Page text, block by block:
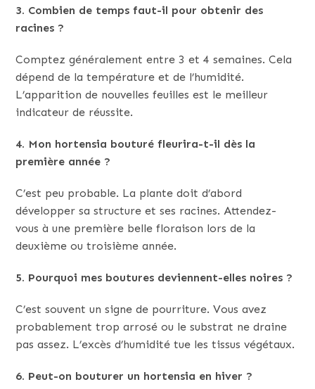
3. Combien de temps faut-il pour obtenir des
racines ?
Comptez généralement entre 3 et 4 semaines. Cela
dépend de la température et de l’humidité.
L’apparition de nouvelles feuilles est le meilleur
indicateur de réussite.
4. Mon hortensia bouturé fleurira-t-il dès la
première année ?
C’est peu probable. La plante doit d’abord
développer sa structure et ses racines. Attendez-
vous à une première belle floraison lors de la
deuxième ou troisième année.
5. Pourquoi mes boutures deviennent-elles noires ?
C’est souvent un signe de pourriture. Vous avez
probablement trop arrosé ou le substrat ne draine
pas assez. L’excès d’humidité tue les tissus végétaux.
6. Peut-on bouturer un hortensia en hiver ?